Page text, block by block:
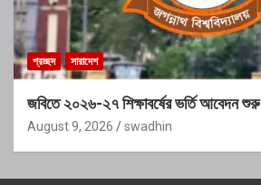
প্রচ্ছদ সারাদেশ
জবিতে ২০২৬-২৭ শিক্ষাবর্ষের ভর্তি আবেদন
August 9, 2026 swadhin